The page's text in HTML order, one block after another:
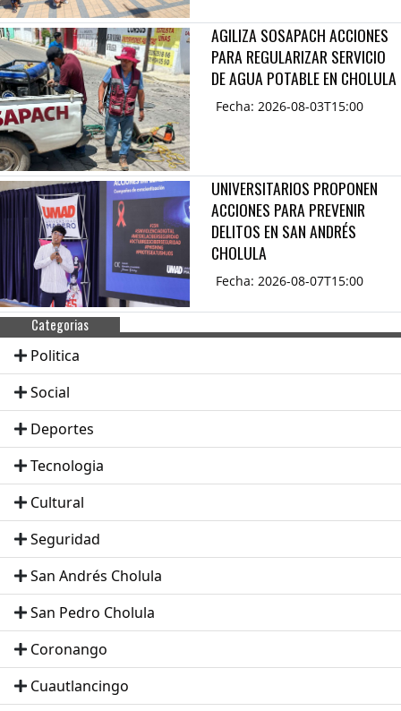
AGILIZA SOSAPACH ACCIONES
PARA REGULARIZAR SERVICIO
DE AGUA POTABLE EN CHOLULA
Fecha: 2026-08-03T15:00
UNIVERSITARIOS PROPONEN
ACCIONES PARA PREVENIR
DELITOS EN SAN ANDRÉS
CHOLULA
Fecha: 2026-08-07T15:00
Categorias
Politica
Social
Deportes
Tecnologia
Cultural
Seguridad
San Andrés Cholula
San Pedro Cholula
Coronango
Cuautlancingo